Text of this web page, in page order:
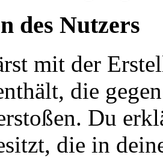
des Nutzers
mit der
die
Du
die in